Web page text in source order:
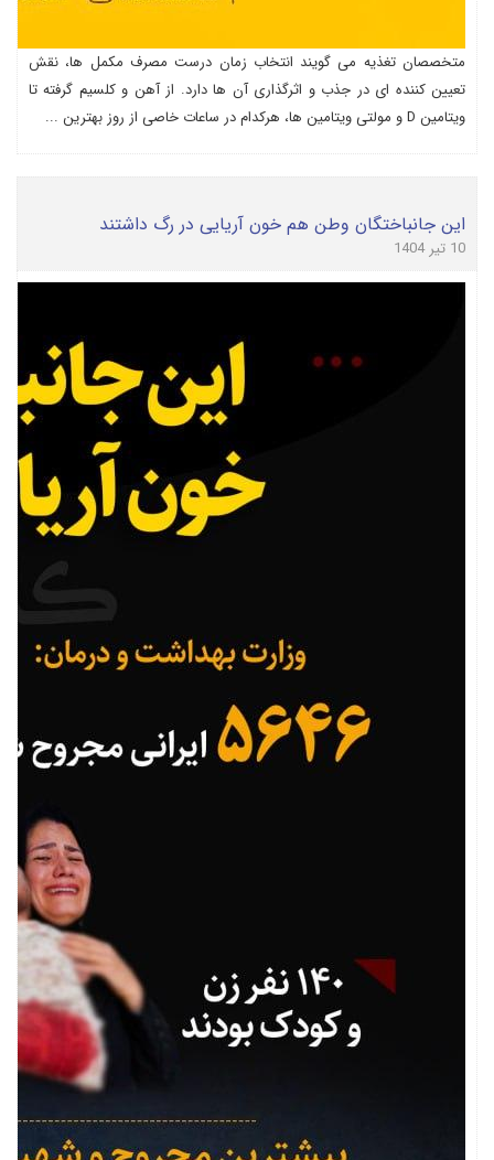
متخصصان تغذیه می گویند انتخاب زمان درست مصرف مکمل ها، نقش
تعیین کننده ای در جذب و اثرگذاری آن ها دارد. از آهن و کلسیم گرفته تا
ویتامین D و مولتی ویتامین ها، هرکدام در ساعات خاصی از روز بهترین ...
این جانباختگان وطن هم خون آریایی در رگ داشتند
10 تیر 1404